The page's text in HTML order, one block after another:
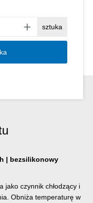
sztuka
| bezsilikonowy
jako czynnik chłodzący i
Obniża temperaturę w